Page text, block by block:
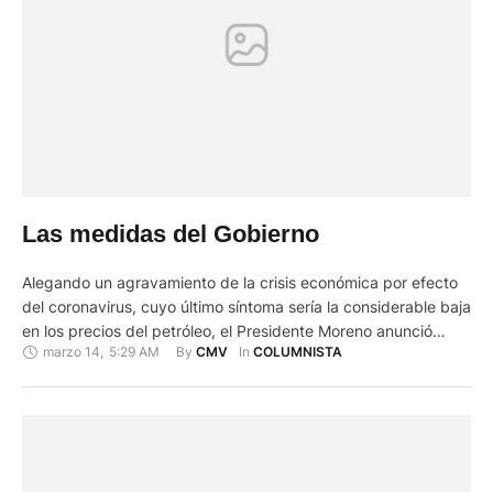
Las medidas del Gobierno
Alegando un agravamiento de la crisis económica por efecto
del coronavirus, cuyo último síntoma sería la considerable baja
en los precios del petróleo, el Presidente Moreno anunció
algunas medidas para hacer frente a la reducción de los
marzo 14 5:29 AM By CMV In COLUMNISTA